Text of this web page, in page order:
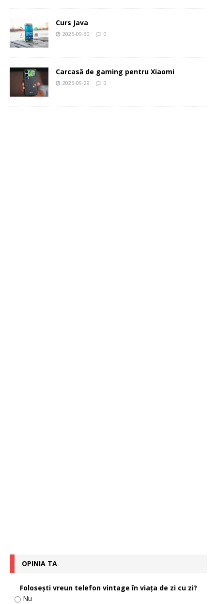
Curs Java
2025-09-30 0
Carcasă de gaming pentru Xiaomi
2025-09-29 0
OPINIA TA
Foloseşti vreun telefon vintage în viaţa de zi cu zi?
Nu